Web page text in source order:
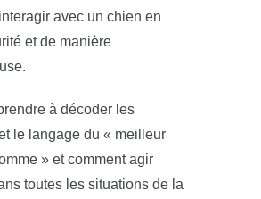
avec un chien en
et de manière
à décoder les
le langage du « meilleur
» et comment agir
toutes les situations de la